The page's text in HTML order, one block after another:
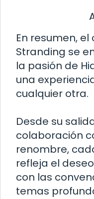
En resumen,
Stranding se
la pasión de
una
cualquier otra.
Desde su
colaboración
renombre,
refleja el
con las
temas